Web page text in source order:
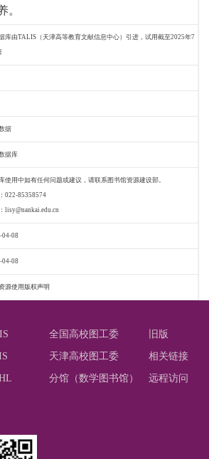
。
库由TALIS（天津高等教育文献信息中心）引进，试用截至2025年7
据
据库
使用中如有任何问题或建议，请联系图书馆资源建设部。
022-85358574
lisy@nankai.edu.cn
04-08
04-08
源使用版权声明
全国高校图工委 旧版
天津高校图工委 相关链接
分馆（数学图书馆） 远程访问